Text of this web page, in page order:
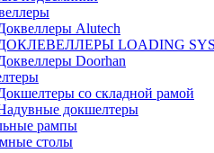
Alutech
LOADING
Doorhan
со складной рамой
докшелтеры
рампы
столы